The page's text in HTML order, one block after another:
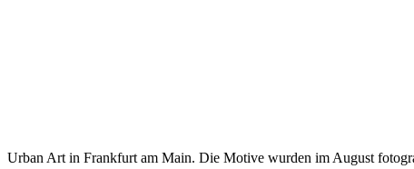
Urban Art in Frankfurt am Main. Die Motive wurden im August